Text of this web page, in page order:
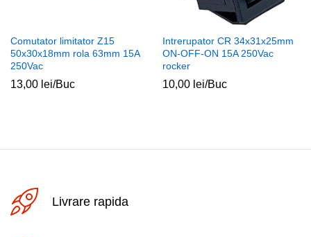
Comutator limitator Z15
50x30x18mm rola 63mm 15A
250Vac
13,00 lei/Buc
Intrerupator CR 34x31x25mm
ON-OFF-ON 15A 250Vac
rocker
10,00 lei/Buc
Livrare rapida